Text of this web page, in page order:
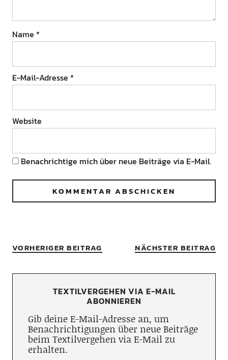
Name *
E-Mail-Adresse *
Website
Benachrichtige mich über neue Beiträge via E-Mail.
VORHERIGER BEITRAG NÄCHSTER BEITRAG
TEXTILVERGEHEN VIA E-MAIL
ABONNIEREN
Gib deine E-Mail-Adresse an, um
Benachrichtigungen über neue Beiträge
beim Textilvergehen via E-Mail zu
erhalten.